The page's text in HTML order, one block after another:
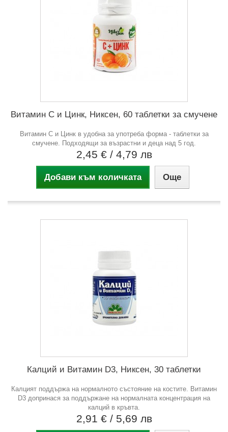
Витамин С и Цинк, Никсен, 60 таблетки за смучене
Витамин С и Цинк в удобна за употреба форма - таблетки за
смучене. Подходящи за възрастни и деца над 5 год.
2,45 € / 4,79 лв
Добави към количката Още
Калций и Витамин D3, Никсен, 30 таблетки
Калцият поддържа на нормалното състояние на костите. Витамин
D3 допринася за поддържане на нормалната концентрация на
калций в кръвта.
2,91 € / 5,69 лв